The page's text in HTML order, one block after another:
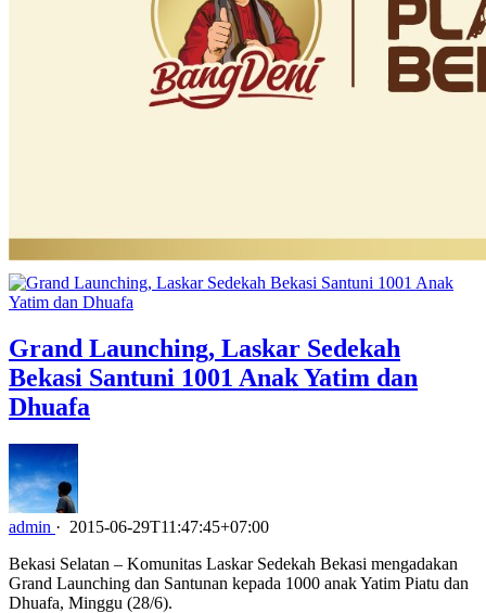
Grand Launching, Laskar Sedekah
Bekasi Santuni 1001 Anak Yatim dan
Dhuafa
admin · 2015-06-29T11:47:45+07:00
Bekasi Selatan – Komunitas Laskar Sedekah Bekasi mengadakan
Grand Launching dan Santunan kepada 1000 anak Yatim Piatu dan
Dhuafa, Minggu (28/6).